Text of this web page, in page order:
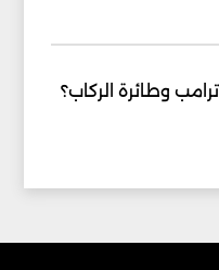
وطائرة الركاب؟